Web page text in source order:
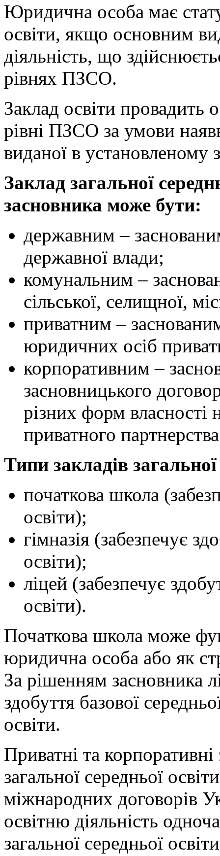
Юридична особа має
освіти, якщо основним
діяльність, що
рівнях ПЗСО.
Заклад освіти провадить
рівні ПЗСО за умови
виданої в установленому
Заклад загальної
засновника може бути:
державним –
державної влади;
комунальним –
сільської, селищної,
приватним –
юридичних осіб
корпоративним –
засновницького
різних форм власності
приватного
Типи закладів
початкова школа
освіти);
гімназія (забезпечує
освіти);
ліцей (забезпечує
освіти).
Початкова школа може
юридична особа або як
За рішенням засновника
здобуття базової
освіти.
Приватні та
загальної середньої
міжнародних договорів
освітню діяльність
загальної середньої